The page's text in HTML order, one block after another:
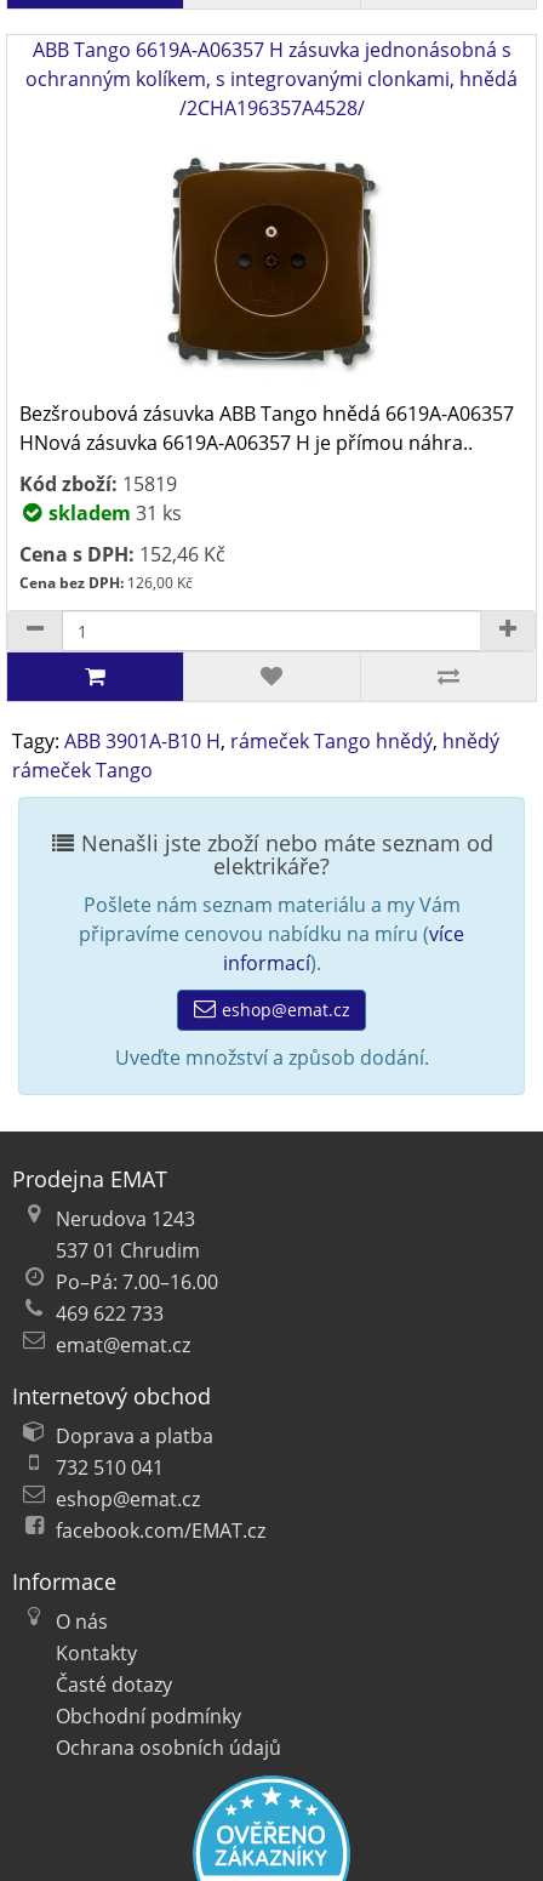
ABB Tango 6619A-A06357 H zásuvka jednonásobná s
ochranným kolíkem, s integrovanými clonkami, hnědá
/2CHA196357A4528/
Bezšroubová zásuvka ABB Tango hnědá 6619A-A06357
HNová zásuvka ​6619A-A06357 H ​je přímou náhra..
Kód zboží: 15819
skladem 31 ks
Cena s DPH: 152,46 Kč
Cena bez DPH: 126,00 Kč
Tagy: ABB 3901A-B10 H, rámeček Tango hnědý, hnědý
rámeček Tango
Nenašli jste zboží nebo máte seznam od
elektrikáře?
Pošlete nám seznam materiálu a my Vám
připravíme cenovou nabídku na míru (více
informací).
eshop@emat.cz
Uveďte množství a způsob dodání.
Prodejna EMAT
Nerudova 1243
537 01 Chrudim
Po–Pá: 7.00–16.00
469 622 733
emat@emat.cz
Internetový obchod
Doprava a platba
732 510 041
eshop@emat.cz
facebook.com/EMAT.cz
Informace
O nás
Kontakty
Časté dotazy
Obchodní podmínky
Ochrana osobních údajů